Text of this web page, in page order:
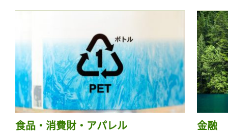
食品・消費財・アパレル 金融